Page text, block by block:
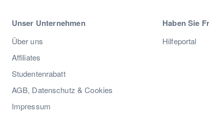
Unser Unternehmen
Über uns
Affiliates
Studentenrabatt
AGB, Datenschutz & Cookies
Impressum
Haben Sie
Hilfeportal